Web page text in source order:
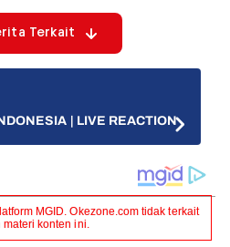
Terkait
| LIVE REACTION